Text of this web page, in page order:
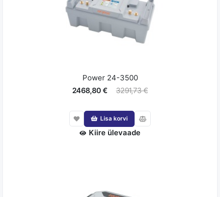
Power 24-3500
2468,80 €
3291,73 €
Lisa korvi
Kiire ülevaade